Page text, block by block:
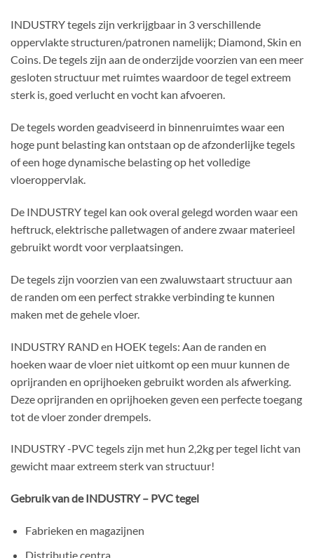
INDUSTRY tegels zijn verkrijgbaar in 3 verschillende
oppervlakte structuren/patronen namelijk; Diamond, Skin en
Coins. De tegels zijn aan de onderzijde voorzien van een meer
gesloten structuur met ruimtes waardoor de tegel extreem
sterk is, goed verlucht en vocht kan afvoeren.
De tegels worden geadviseerd in binnenruimtes waar een
hoge punt belasting kan ontstaan op de afzonderlijke tegels
of een hoge dynamische belasting op het volledige
vloeroppervlak.
De INDUSTRY tegel kan ook overal gelegd worden waar een
heftruck, elektrische palletwagen of andere zwaar materieel
gebruikt wordt voor verplaatsingen.
De tegels zijn voorzien van een zwaluwstaart structuur aan
de randen om een perfect strakke verbinding te kunnen
maken met de gehele vloer.
INDUSTRY RAND en HOEK tegels: Aan de randen en
hoeken waar de vloer niet uitkomt op een muur kunnen de
oprijranden en oprijhoeken gebruikt worden als afwerking.
Deze oprijranden en oprijhoeken geven een perfecte toegang
tot de vloer zonder drempels.
INDUSTRY -PVC tegels zijn met hun 2,2kg per tegel licht van
gewicht maar extreem sterk van structuur!
Gebruik van de INDUSTRY – PVC tegel
Fabrieken en magazijnen
Distributie centra